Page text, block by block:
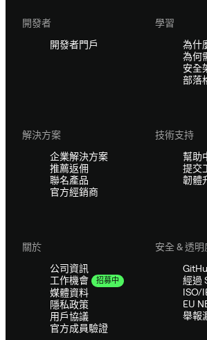
開發者
開發者門戶
學習
為什
為何
安全
部落
解決方案
企業解決方案
推薦返佣
聯名產品
官方經銷商
技術支持
幫助
提交
韌體
關於
公司資訊
工作機會
招募中
媒體資料
隱私政策
用戶協議
官方成員驗證
安全 & 透明
經過
ISO/
EU
舉報